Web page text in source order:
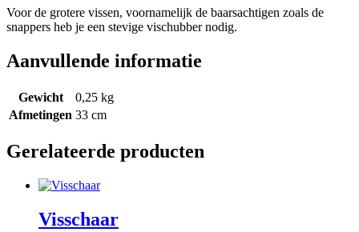
Voor de grotere vissen, voornamelijk de baarsachtigen zoals de
snappers heb je een stevige vischubber nodig.
Aanvullende informatie
Gewicht
0,25 kg
Afmetingen 33 cm
Gerelateerde producten
Visschaar